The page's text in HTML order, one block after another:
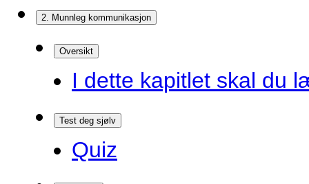
2. Munnleg kommunikasjon
Oversikt
I dette kapitlet skal du
Test deg sjølv
Quiz